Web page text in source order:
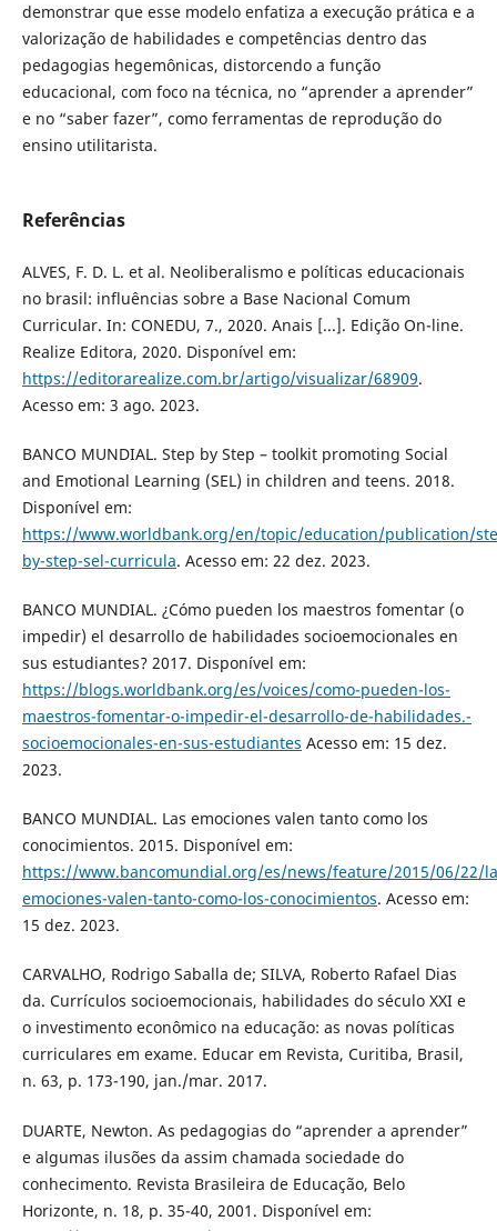
demonstrar que esse modelo enfatiza a execução prática e a
valorização de habilidades e competências dentro das
pedagogias hegemônicas, distorcendo a função
educacional, com foco na técnica, no “aprender a aprender”
e no “saber fazer”, como ferramentas de reprodução do
ensino utilitarista.
Referências
ALVES, F. D. L. et al. Neoliberalismo e políticas educacionais
no brasil: influências sobre a Base Nacional Comum
Curricular. In: CONEDU, 7., 2020. Anais [...]. Edição On-line.
Realize Editora, 2020. Disponível em:
https://editorarealize.com.br/artigo/visualizar/68909.
Acesso em: 3 ago. 2023.
BANCO MUNDIAL. Step by Step – toolkit promoting Social
and Emotional Learning (SEL) in children and teens. 2018.
Disponível em:
https://www.worldbank.org/en/topic/education/publication/
by-step-sel-curricula. Acesso em: 22 dez. 2023.
BANCO MUNDIAL. ¿Cómo pueden los maestros fomentar (o
impedir) el desarrollo de habilidades socioemocionales en
sus estudiantes? 2017. Disponível em:
https://blogs.worldbank.org/es/voices/como-pueden-los-
maestros-fomentar-o-impedir-el-desarrollo-de-habilidades.-
socioemocionales-en-sus-estudiantes Acesso em: 15 dez.
2023.
BANCO MUNDIAL. Las emociones valen tanto como los
conocimientos. 2015. Disponível em:
https://www.bancomundial.org/es/news/feature/2015/06/22/
emociones-valen-tanto-como-los-conocimientos. Acesso em:
15 dez. 2023.
CARVALHO, Rodrigo Saballa de; SILVA, Roberto Rafael Dias
da. Currículos socioemocionais, habilidades do século XXI e
o investimento econômico na educação: as novas políticas
curriculares em exame. Educar em Revista, Curitiba, Brasil,
n. 63, p. 173-190, jan./mar. 2017.
DUARTE, Newton. As pedagogias do “aprender a aprender”
e algumas ilusões da assim chamada sociedade do
conhecimento. Revista Brasileira de Educação, Belo
Horizonte, n. 18, p. 35-40, 2001. Disponível em: